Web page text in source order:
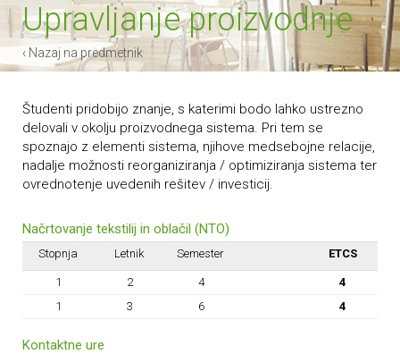
Upravljanje proizvodnje
‹ Nazaj na predmetnik
Študenti pridobijo znanje, s katerimi bodo lahko ustrezno
delovali v okolju proizvodnega sistema. Pri tem se
spoznajo z elementi sistema, njihove medsebojne relacije,
nadalje možnosti reorganiziranja / optimiziranja sistema ter
ovrednotenje uvedenih rešitev / investicij.
Načrtovanje tekstilij in oblačil (NTO)
Stopnja Letnik Semester ETCS
1 2 4
4
1
3 6 4
Kontaktne ure